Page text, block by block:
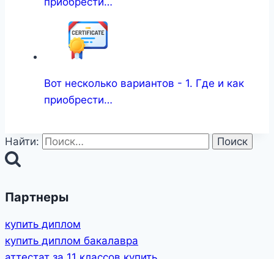
Вот несколько вариантов - 1. Где и как
приобрести…
Найти:
Партнеры
купить диплом
купить диплом бакалавра